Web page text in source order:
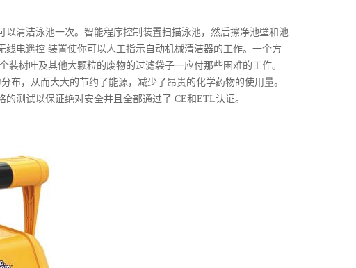
清洁泳池一次。智能程序控制装置扫描泳池，然后擦净池壁和池
电遥控 装置使你可以人工指示自动机械清洁器的工作。一个方
树叶及其他大颗粒的废物的过滤袋子一应付那些困难的工作。
布，从而大大的节约了能源，减少了昂贵的化学药物的使用量。
测试以保证绝对安全并且全部通过了 CE和ETL认证。